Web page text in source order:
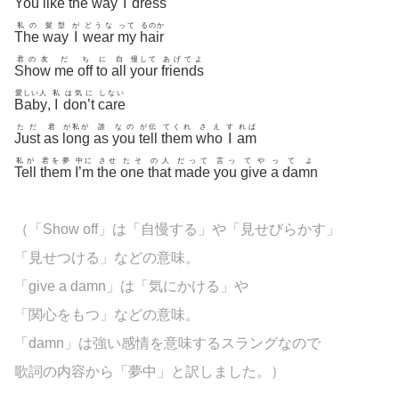
The
私の
way
髪型 が
wear
どうな
my
って
hair
るのか
Show
君の友
me
だ
off
ち
to
に
all
自
your
慢して
friends
あげてよ
Baby
愛しい人
,
私
don’t
は気に
care
しない
Just
ただ
as
君
long
が私が
as
誰
you
なの
tell
が伝
them
てくれ
who
さえ す
am
れば
Tell
私が
them
君を夢
I’m
中に
the
させ
one
たそ
that
の人
made
だって
you
言っ
give
てや
a
っ
damn
てよ
（「Show off」は「自慢する」や「見せびらかす」
「見せつける」などの意味。
「give a damn」は「気にかける」や
「関心をもつ」などの意味。
「damn」は強い感情を意味するスラングなので
歌詞の内容から「夢中」と訳しました。）